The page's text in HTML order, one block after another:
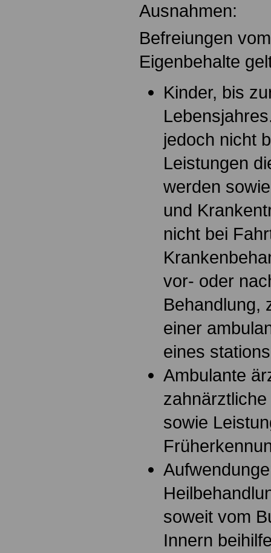
Ausnahmen:
Befreiungen
Eigenbehalte
Kinder, bis
jedoch nicht
Leistungen
werden
und
nicht bei
vor- oder
Behandlung,
einer
eines
Ambulante
sowie
soweit vom
Innern